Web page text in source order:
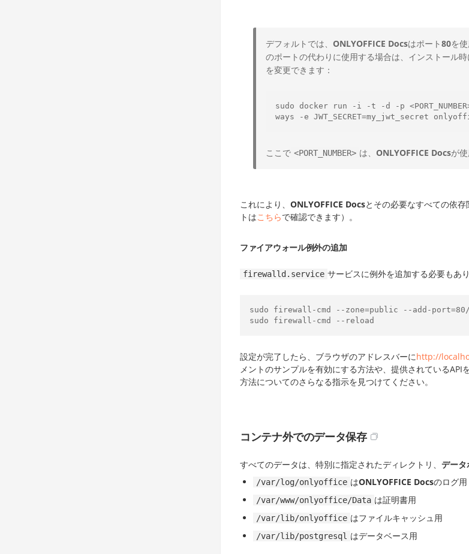
デフォルトでは、 ONLYOFFICE Docsはポート80を
のポートの代わりに使用する場合は、インストール
を変更できます：
sudo docker run -i -t -d -p
ways -e JWT_SECRET=my_jwt_secret
ここで <PORT_NUMBER> は、 ONLYOFFICE Docsが
これにより、 ONLYOFFICE Docsとその必要なすべての依
トはこちらで確認できます）。
ファイアウォール例外の追加
firewalld.service サービスに例外を追加する必要もあ
sudo firewall-cmd --zone=public --add-
sudo firewall-cmd --reload
設定が完了したら、ブラウザのアドレスバーにhttp://
メントのサンプルを有効にする方法や、提供されている
方法についてのさらなる指示を見つけてください。
コンテナ外でのデータ保存
すべてのデータは、特別に指定されたディレクトリ、 データ
/var/log/onlyoffice はONLYOFFICE Docsのログ用
/var/www/onlyoffice/Data は証明書用
/var/lib/onlyoffice はファイルキャッシュ用
/var/lib/postgresql はデータベース用